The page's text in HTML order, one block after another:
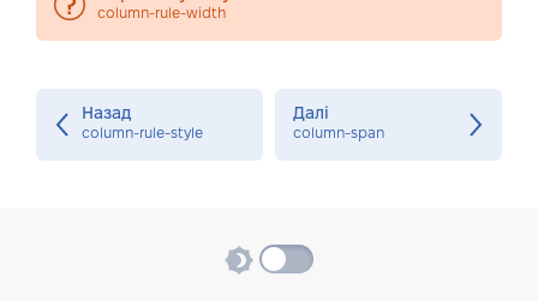
column-rule-width
Назад
column-rule-style
Далі
column-span